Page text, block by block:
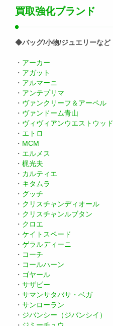
買取強化ブランド
◆バッグ/小物/ジュエリーなど
・ アーカー
・ アガット
・ アルマーニ
・ アンテプリマ
・ ヴァンクリーフ＆アーペル
・ ヴァンドーム青山
・ ヴィヴィアンウエストウッド
・ エトロ
・ MCM
・ エルメス
・ 梶光夫
・ カルティエ
・ キタムラ
・ グッチ
・ クリスチャンディオール
・ クリスチャンルブタン
・ クロエ
・ ケイトスペード
・ ゲラルディーニ
・ コーチ
・ コールハーン
・ ゴヤール
・ サザビー
・ サマンサタバサ・ベガ
・ サンローラン
・ ジバンシー（ジバンシイ）